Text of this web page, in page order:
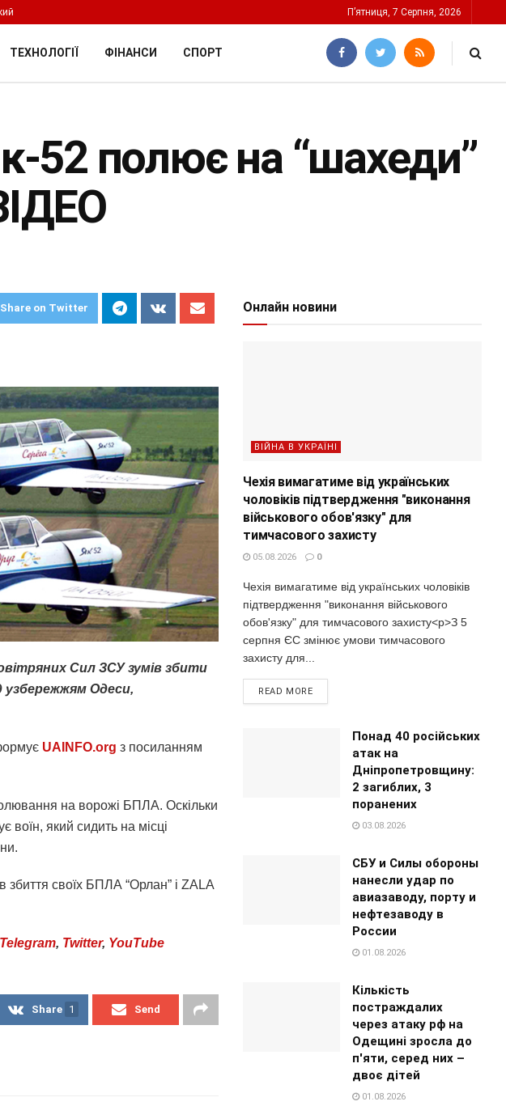
П’ятниця, 7 Серпня, 2026
ТЕХНОЛОГІЇ ФІНАНСИ СПОРТ
52 полює на “шахеди”
Share on Twitter
Сил ЗСУ зумів збити
узбережжям Одеси,
UAINFO.org з посиланням
на ворожі БПЛА. Оскільки
воїн, який сидить на місці
своїх БПЛА “Орлан” і ZALA
Telegram, Twitter, YouTube
Share 1 Send
Онлайн новини
ВІЙНА В УКРАЇНІ
Чехія вимагатиме від українських
чоловіків підтвердження "виконання
військового обов'язку" для
тимчасового захисту
05.08.2026 0
Чехія вимагатиме від українських чоловіків
підтвердження "виконання військового
обов'язку" для тимчасового захисту<p>З 5
серпня ЄС змінює умови тимчасового
захисту для...
READ MORE
Понад 40 російських
атак на
Дніпропетровщину:
2 загиблих, 3
поранених
03.08.2026
СБУ и Силы обороны
нанесли удар по
авиазаводу, порту и
нефтезаводу в
России
01.08.2026
Кількість
постраждалих
через атаку рф на
Одещині зросла до
п'яти, серед них –
двоє дітей
01.08.2026